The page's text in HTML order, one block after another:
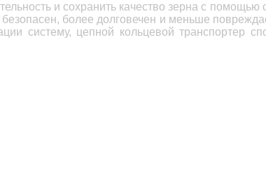
и сохранить качество зерна с помощью
более долговечен и меньше
систему, цепной кольцевой транспортер